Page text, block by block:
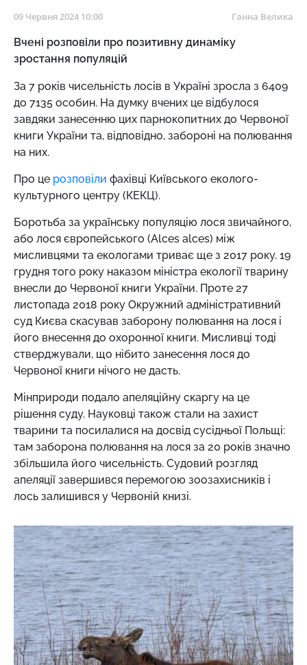
09 Червня 2024 10:00 Ганна Велика
Вчені розповіли про позитивну динаміку
зростання популяцій
За 7 років чисельність лосів в Україні зросла з 6409
до 7135 особин. На думку вчених це відбулося
завдяки занесенню цих парнокопитних до Червоної
книги України та, відповідно, забороні на полювання
на них.
Про це розповіли фахівці Київського еколого-
культурного центру (КЕКЦ).
Боротьба за українську популяцію лося звичайного,
або лося європейського (Alces alces) між
мисливцями та екологами триває ще з 2017 року. 19
грудня того року наказом міністра екології тварину
внесли до Червоної книги України. Проте 27
листопада 2018 року Окружний адміністративний
суд Києва скасував заборону полювання на лося і
його внесення до охоронної книги. Мисливці тоді
стверджували, що нібито занесення лося до
Червоної книги нічого не дасть.
Мінприроди подало апеляційну скаргу на це
рішення суду. Науковці також стали на захист
тварини та посилалися на досвід сусідньої Польщі:
там заборона полювання на лося за 20 років значно
збільшила його чисельність. Судовий розгляд
апеляції завершився перемогою зоозахисників і
лось залишився у Червоній книзі.